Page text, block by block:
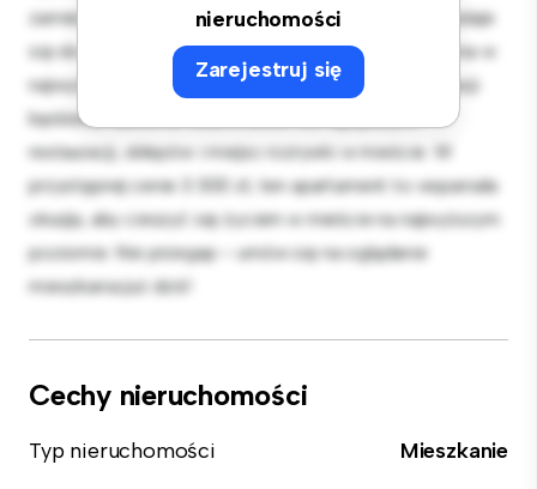
nieruchomości
Zarejestruj się
zamieszkania. Otwarta koncepcja układu idealnie nadaje
się do rozrywki, a elegancka kuchnia jest wyposażona w
najwyższej jakości sprzęt. Dzięki doskonałej lokalizacji
będziesz zaledwie kilka kroków od najlepszych
restauracji, sklepów i miejsc rozrywki w mieście. W
przystępnej cenie 3 300 zł, ten apartament to wspaniała
okazja, aby cieszyć się życiem w mieście na najwyższym
poziomie. Nie przegap – umów się na oglądanie
mieszkania już dziś!
Cechy nieruchomości
Typ nieruchomości
Mieszkanie